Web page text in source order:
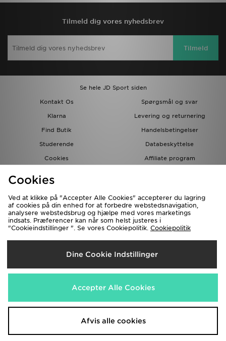
Tilmeld dig vores nyhedsbrev
Tilmeld
Se hele JD Sport siden
Kontakt Os
Spørgsmål og svar
Klarna
Levering og returnering
Find Butik
Handelsbetingelser
Studerende
Databeskyttelse
Cookies
Affiliate program
Forsendelse Til
Danmark
Vi accepterer de følgende betalingsmetoder
Besøg vores samarbejdspartneres websites
JD Blog
Cookies
Ved at klikke på "Accepter Alle Cookies" accepterer du lagring
af cookies på din enhed for at forbedre webstedsnavigation,
analysere webstedsbrug og hjælpe med vores marketings
indsats. Præferencer kan når som helst justeres i
"Cookieindstillinger ". Se vores Cookiepolitik. Cookiepolitik
Dine Cookie Indstillinger
Accepter Alle Cookies
Afvis alle cookies